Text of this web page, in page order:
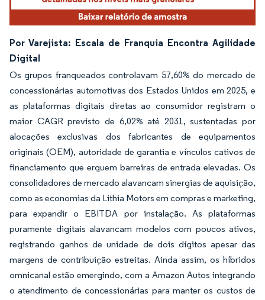
Por Varejista: Escala de Franquia Encontra Agilidade
Digital
Os grupos franqueados controlavam 57,60% do mercado de
concessionárias automotivas dos Estados Unidos em 2025, e
as plataformas digitais diretas ao consumidor registram o
maior CAGR previsto de 6,02% até 2031, sustentadas por
alocações exclusivas dos fabricantes de equipamentos
originais (OEM), autoridade de garantia e vínculos cativos de
financiamento que erguem barreiras de entrada elevadas. Os
consolidadores de mercado alavancam sinergias de aquisição,
como as economias da Lithia Motors em compras e marketing,
para expandir o EBITDA por instalação. As plataformas
puramente digitais alavancam modelos com poucos ativos,
registrando ganhos de unidade de dois dígitos apesar das
margens de contribuição estreitas. Ainda assim, os híbridos
omnicanal estão emergindo, com a Amazon Autos integrando
o atendimento de concessionárias para manter os custos de